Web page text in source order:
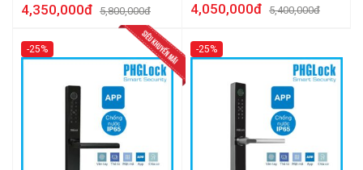
4,350,000đ 5,800,000đ 4,050,000đ 5,400,000đ
-25% -25%